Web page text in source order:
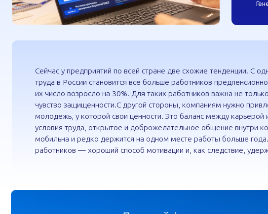
мобильна и редко держится на одном месте работы больше года. КПП
работников — хороший способ мотивации и, как следствие, удержания.
почти
60%
Полезный факт
Согласно совместному опросу hh.ru и НПФ
часть премии на формирование будущей
сбережений, в том числе с помощью КПП,
КАК ЭТО РАБОТАЕТ?